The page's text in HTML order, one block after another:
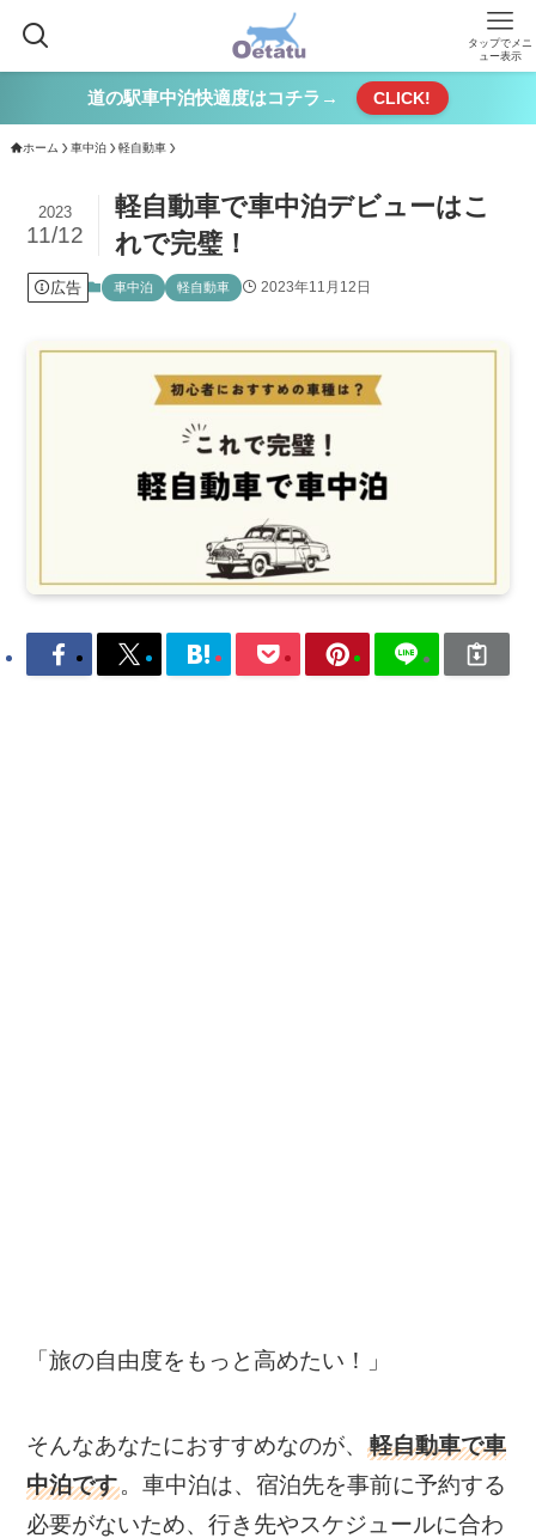
タップでメニ
ュー表示
道の駅車中泊快適度はコチラ→ CLICK!
ホーム 車中泊 軽自動車
軽自動車で車中泊デビューはこ
れで完璧！
2023
11/12
広告 車中泊 軽自動車 2023年11月12日
「旅の自由度をもっと高めたい！」
そんなあなたにおすすめなのが、軽自動車で車
中泊です。車中泊は、宿泊先を事前に予約する
必要がないため、行き先やスケジュールに合わ